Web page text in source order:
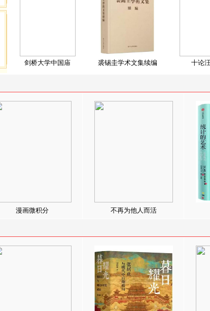
剑桥大学中国庙 裘锡圭学术文集续编 十论
漫画微积分 不再为他人而活